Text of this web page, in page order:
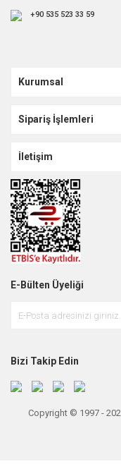
+90 535 523 33 59
Kurumsal
Sipariş İşlemleri
İletişim
E-Bülten Üyeliği
Bizi Takip Edin
Copyright © 1997 -